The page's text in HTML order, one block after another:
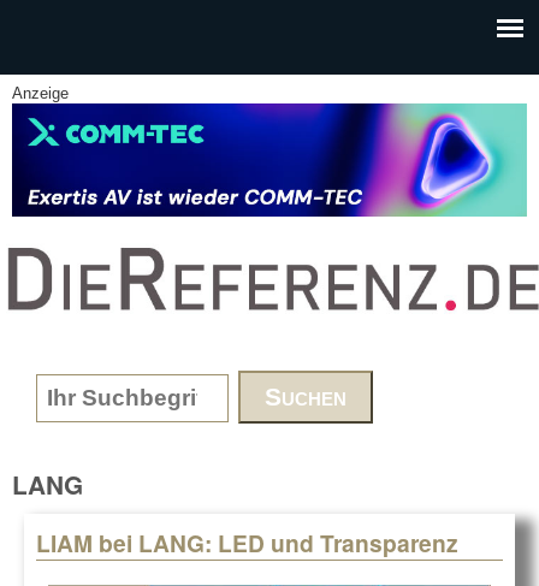
Anzeige
www.DieReferenz.de
Search form
LANG
LIAM bei LANG: LED und Transparenz
Pages